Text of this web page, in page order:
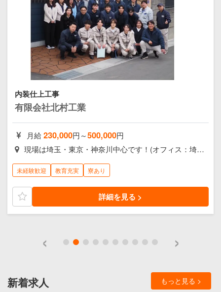
内装仕上工事
有限会社北村工業
月給230,000円～500,000円
現場は埼玉・東京・神奈川中心です！(オフィス：埼玉県蓮田市黒浜)
未経験歓迎 教育充実 寮あり
詳細を見る >
新着求人 もっと見る >